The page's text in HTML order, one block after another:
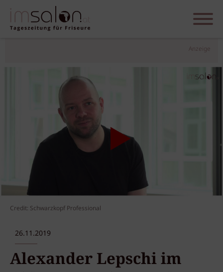
Anzeige
Credit: Schwarzkopf Professional
26.11.2019
Alexander Lepschi im